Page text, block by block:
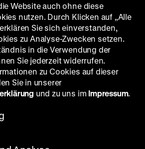
und Familie
in the exhibition “Dive into the
we will take a look at a painting
Germany, and discuss
food, and nature in a simple and
for kids. We will also try some of
presented in the exhibition.
Website auch ohne diese
nutzen. Durch Klicken auf „Alle
Sie sich einverstanden,
zu Analyse-Zwecken setzen.
in die Verwendung der
Sie jederzeit widerrufen.
zu Cookies auf dieser
Sie in unserer
und zu uns im Impressum.